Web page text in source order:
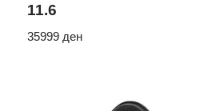
11.6
35999 ден